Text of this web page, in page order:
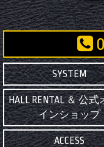
SYSTEM
HALL RENTAL ＆ 公
インショップ
ACCESS